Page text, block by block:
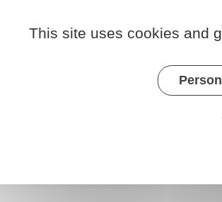
This site uses cookies and